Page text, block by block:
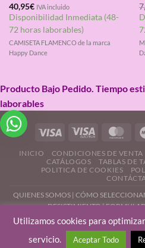
Valorado
con4.50
de 5
40,95€ IVA incluido
Disponibilidad Inmediata (48-
72 horas laborables)
CAMISETA FLAMENCO de la marca
Happy Dance
Producto Bajo Pedido. Tiempo
laborables
INICIO CONDICIONES DE VENTA
CATÁLOGOS
TABLAS DE
POLITICA DE COOKIES
QUIENES SOMOS| CÓMO
DESISTIMIENTO |
Utilizamos cookies para
servicio.
Aceptar Todo